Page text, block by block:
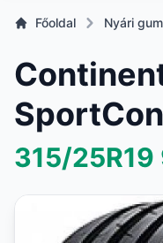
Főoldal Nyári
315/25R19